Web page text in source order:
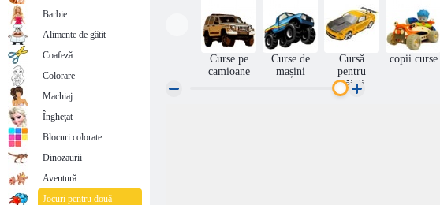
Boat-O-Cross
Curse pe
camioane
Curse de
mașini
Cursă
pentru
băieți
copii curse
Barbie
Alimente de gătit
Coafeză
Colorare
Machiaj
Îngheţat
Blocuri colorate
Dinozaurii
Aventură
Jocuri pentru două